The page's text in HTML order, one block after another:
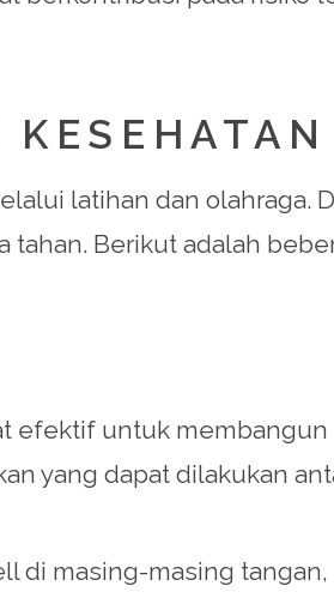
latihan dan olahraga.
Berikut adalah
efektif untuk membangun
yang dapat dilakukan
di masing-masing